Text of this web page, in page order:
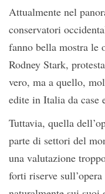
Attualmente nel
conservatori
fanno bella mostra le
Rodney Stark,
vero, ma a quello,
edite in Italia da case
Tuttavia, quella
parte di settori del
una valutazione
forti riserve